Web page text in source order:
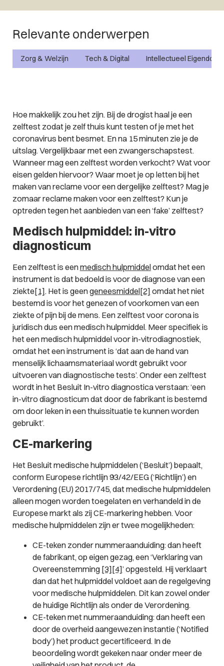
Relevante onderwerpen
Zorg & Welzijn Tech & Digital Intellectueel Eigendom
Hoe makkelijk zou het zijn. Bij de drogist haal je een
zelftest zodat je zelf thuis kunt testen of je met het
coronavirus bent besmet. En na 15 minuten zie je de
uitslag. Vergelijkbaar met een zwangerschapstest.
Wanneer mag een zelftest worden verkocht? Wat voor
eisen gelden hiervoor? Waar moet je op letten bij het
maken van reclame voor een dergelijke zelftest? Mag je
zomaar reclame maken voor een zelftest? Kun je
optreden tegen het aanbieden van een ‘fake’ zelftest?
Medisch hulpmiddel: in-vitro
diagnosticum
Een zelftest is eenmedisch hulpmiddelomdat het een
instrument is dat bedoeld is voor de diagnose van een
ziekte[1]. Het is geengeneesmiddel[2] omdat het niet
bestemd is voor het genezen of voorkomen van een
ziekte of pijn bij de mens. Een zelftest voor corona is
juridisch dus een medisch hulpmiddel. Meer specifiek is
het een medisch hulpmiddel voor in-vitrodiagnostiek,
omdat het een instrument is ‘dat aan de hand van
menselijk lichaamsmateriaal wordt gebruikt voor
uitvoeren van diagnostische tests’. Onder een zelftest
wordt in het Besluit In-vitro diagnostica verstaan: ‘een
in-vitro diagnosticum dat door de fabrikant is bestemd
om door leken in een thuissituatie te kunnen worden
gebruikt’.
CE-markering
Het Besluit medische hulpmiddelen (‘Besluit’) bepaalt,
conform Europese richtlijn 93/42/EEG (‘Richtlijn’) en
Verordening (EU) 2017/745, dat medische hulpmiddelen
alleen mogen worden toegelaten en verhandeld in de
Europese markt als zij CE-markering hebben. Voor
medische hulpmiddelen zijn er twee mogelijkheden:
CE-teken zonder nummeraanduiding: dan heeft
de fabrikant, op eigen gezag, een ‘Verklaring van
Overeenstemming [3][4]’ opgesteld. Hij verklaart
dan dat het hulpmiddel voldoet aan de regelgeving
voor medische hulpmiddelen. Dit kan zowel onder
de huidige Richtlijn als onder de Verordening.
CE-teken met nummeraanduiding: dan heeft een
door de overheid aangewezen instantie (‘Notified
body’) het product gecertificeerd. In de
beoordeling wordt gekeken naar onder meer de